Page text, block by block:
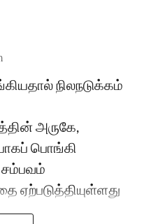
நிலநடுக்கம்
அருகே,
பொங்கி
சம்பவம்